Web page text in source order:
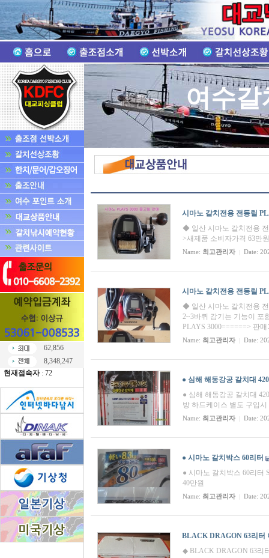
62,856
8,348,247
현재접속자: 72
여수갈
시마노 갈치전용 전동릴
◆ 일산 시마노 갈치전용
>새제품 소비자가격 63
Name: 최고관리자 Date:
시마노 갈치전용 전동릴
◆ 일산 시마노 갈치전용
2~3바퀴 감기는 기능이 포
PLAYS 3000======> 판
Name: 최고관리자 Date:
● 심해 해동강공 갈치대
● 심해 해동강공 갈치대
방 하드케이스 별도 구입
Name: 최고관리자 Date:
● 시마노 갈치박스 60리터
● 시마노 갈치박스 60리터
40만원
Name: 최고관리자 Date:
BLACK DRAGON 63리터
◆ BLACK DRAGON 63리